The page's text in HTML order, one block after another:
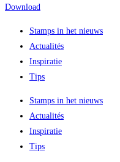
Download
Stamps in het nieuws
Actualités
Inspiratie
Tips
Stamps in het nieuws
Actualités
Inspiratie
Tips